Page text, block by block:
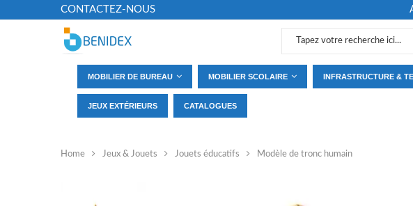
CONTACTEZ-NOUS
MOBILIER DE BUREAU MOBILIER SCOLAIRE INFRASTRUCTURE &
JEUX EXTÉRIEURS CATALOGUES
Home Jeux & Jouets Jouets éducatifs Modèle de tronc humain